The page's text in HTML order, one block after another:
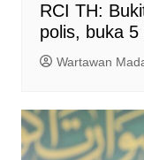
RCI TH:
polis, buka
Wartawan